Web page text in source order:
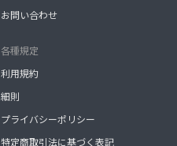
お問い合わせ
各種規定
利用規約
細則
プライバシーポリシー
特定商取引法に基づく表記